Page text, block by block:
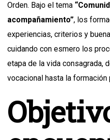
Orden. Bajo el tema
acompañamiento”, los
experiencias, criterios y
cuidando con esmero los
etapa de la vida consagrada,
vocacional hasta la formación